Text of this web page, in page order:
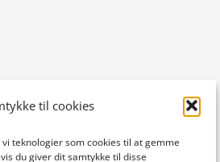
til cookies
teknologier som cookies til at gemme
du giver dit samtykke til disse